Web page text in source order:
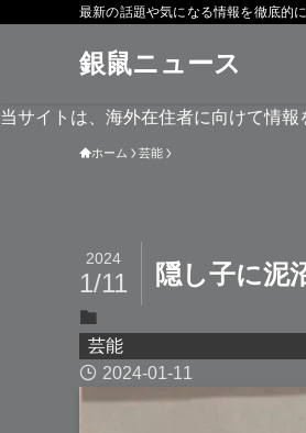
最新の話題や気になる情報を徹底的
銀鼠ニュース
当サイトは、海外在住者に向けて情報
ホーム 芸能
隠し子に泥
2024
1/11
芸能
2024-01-11